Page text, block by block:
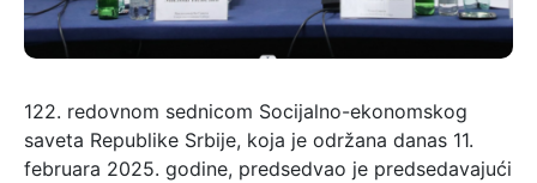
122. redovnom sednicom Socijalno-ekonomskog
saveta Republike Srbije, koja je održana danas 11.
februara 2025. godine, predsedvao je predsedavajući